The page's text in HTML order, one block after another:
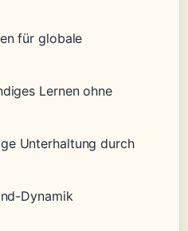
für globale
Lernen ohne
Unterhaltung durch
Dynamik